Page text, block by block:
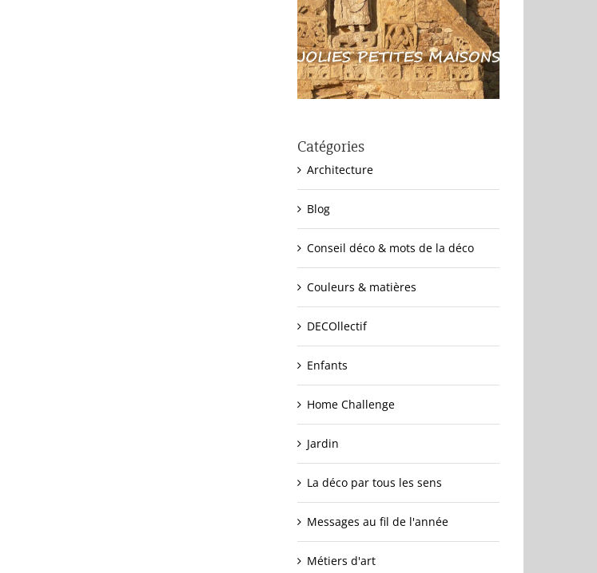
Catégories
Architecture
Blog
Conseil déco & mots de la déco
Couleurs & matières
DECOllectif
Enfants
Home Challenge
Jardin
La déco par tous les sens
Messages au fil de l'année
Métiers d'art